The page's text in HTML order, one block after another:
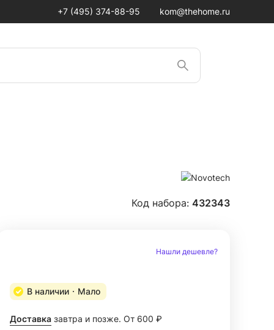
+7 (495) 374-88-95 kom@thehome.ru
Код набора: 432343
Нашли дешевле?
В наличии Мало
Доставка завтра и позже. От 600 ₽